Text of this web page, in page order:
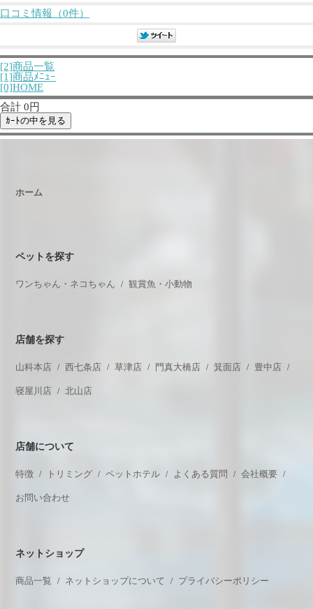
口コミ情報（0件）
[2]商品一覧
[1]商品ﾒﾆｭｰ
[0]HOME
合計 0円
ホーム
ペットを探す
ワンちゃん・ネコちゃん 観賞魚・小動物
店舗を探す
山科本店 西七条店 草津店 門真大橋店 箕面店 豊中店
寝屋川店 北山店
店舗について
特徴 トリミング ペットホテル よくある質問 会社概要
お問い合わせ
ネットショップ
商品一覧 ネットショップについて プライバシーポリシー